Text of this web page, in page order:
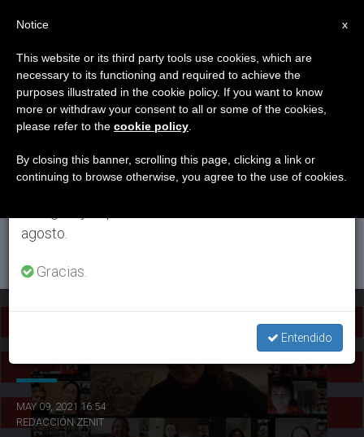
ETIQUETA
Posts Tagged ‘Carlo
Acutis’
ÚLTIMAS NOTICIAS
Video: La mamá del beato Carlo Acutis revela que su hijo
quiso ser sacerdote en un encuentro con adolescentes
MAY 09, 2021 16:54
REDACCIÓN ZENIT
×
Aviso importante
Del 27 de julio al 7 de agosto haremos la pausa
anual, aprovechando que en el periodo de verano
se generan menos informaciones y también el
agosto.
Gracias.
Entendido
x
Notice
This website or its third party tools use cookies, which are
necessary to its functioning and required to achieve the
purposes illustrated in the cookie policy. If you want to know
more or withdraw your consent to all or some of the cookies,
please refer to the cookie policy
By closing this banner, scrolling this page, clicking a link or
continuing to browse otherwise, you agree to the use of cookies.